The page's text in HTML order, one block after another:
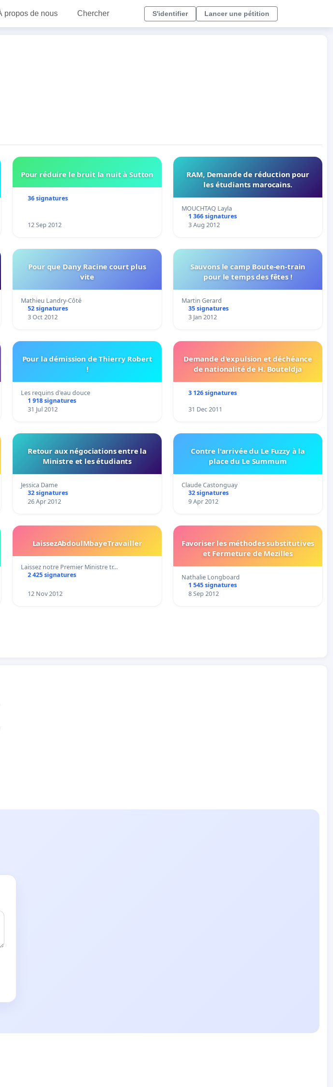
propos de nous Chercher S'identifier Lancer une pétition
Pour réduire le bruit la nuit à Sutton
36 signatures
12 Sep 2012
RAM, Demande de réduction pour
les étudiants marocains.
MOUCHTAQ Layla
1 366 signatures
3 Aug 2012
Pour que Dany Racine court plus
vite
Mathieu Landry-Côté
52 signatures
3 Oct 2012
Sauvons le camp Boute-en-train
pour le temps des fêtes !
Martin Gerard
35 signatures
3 Jan 2012
Pour la démission de Thierry Robert
!
Les requins d'eau douce
1 918 signatures
31 Jul 2012
Demande d'expulsion et déchéance
de nationalité de H. Bouteldja
3 126 signatures
31 Dec 2011
Retour aux négociations entre la
Ministre et les étudiants
Jessica Dame
32 signatures
26 Apr 2012
Contre l'arrivée du Le Fuzzy à la
place du Le Summum
Claude Castonguay
32 signatures
9 Apr 2012
LaissezAbdoulMbayeTravailler
Laissez notre Premier Ministre tr…
2 425 signatures
12 Nov 2012
Favoriser les méthodes substitutives
et Fermeture de Mezilles
Nathalie Longboard
1 545 signatures
8 Sep 2012